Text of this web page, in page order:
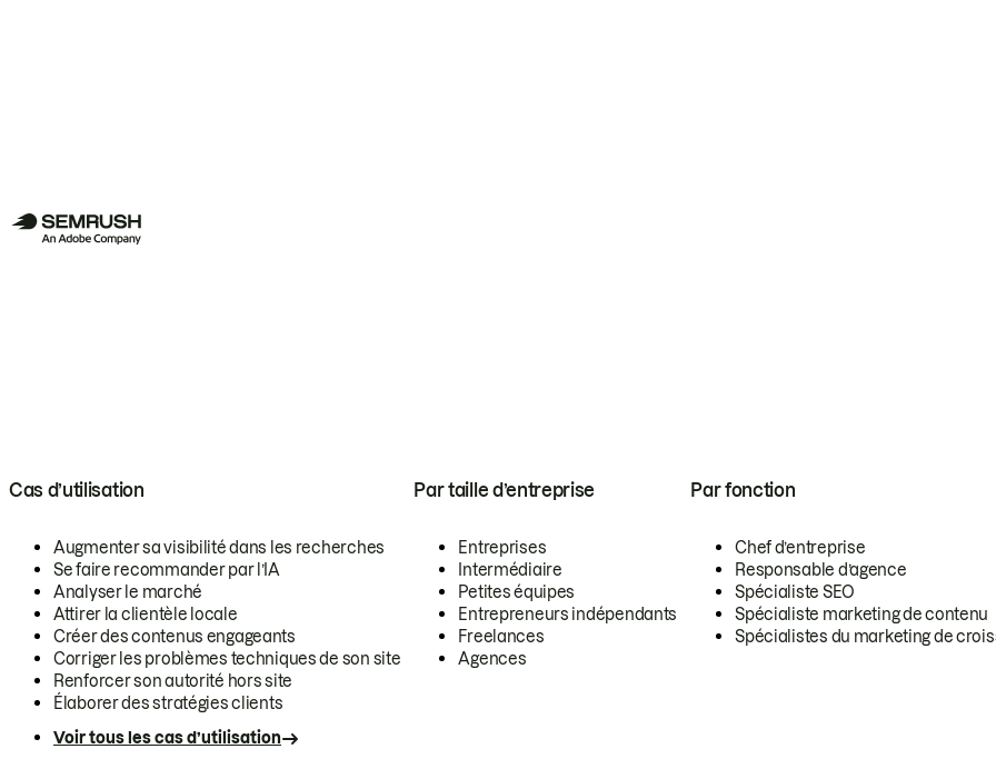
Cas d’utilisation
Augmenter sa visibilité dans les recherches
Se faire recommander par l’IA
Analyser le marché
Attirer la clientèle locale
Créer des contenus engageants
Corriger les problèmes techniques de son site
Renforcer son autorité hors site
Élaborer des stratégies clients
Voir tous les cas d’utilisation
Par taille d’entreprise
Entreprises
Intermédiaire
Petites équipes
Entrepreneurs indépendants
Freelances
Agences
Par fonction
Chef d’entreprise
Responsable d’agence
Spécialiste SEO
Spécialiste marketing de contenu
Spécialistes du marketing de